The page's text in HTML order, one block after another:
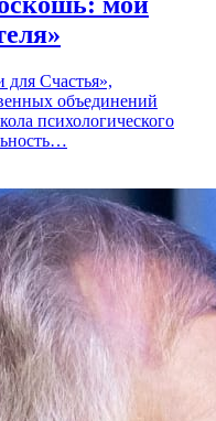
Счастья»,
объединений
психологического